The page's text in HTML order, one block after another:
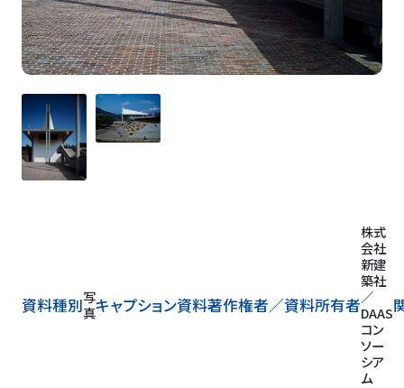
資料種別写
真キャプション資料著作権者／資料所有者
株式
会社
新建
築社
／
DAAS
コン
ソー
シア
ム